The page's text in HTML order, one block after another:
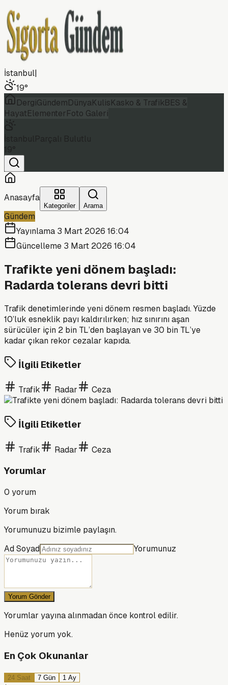
İstanbul|
19°
DergiGündemDünyaKulisKasko & TrafikBES &
HayatElementerFoto Galeri
Anasayfa
Kategoriler Arama
Gündem
Yayınlama 3 Mart 2026 16:04
Güncelleme 3 Mart 2026 16:04
Trafikte yeni dönem başladı:
Radarda tolerans devri bitti
Trafik denetimlerinde yeni dönem resmen başladı. Yüzde
10’luk esneklik payı kaldırılırken; hız sınırını aşan
sürücüler için 2 bin TL’den başlayan ve 30 bin TL’ye
kadar çıkan rekor cezalar kapıda.
İlgili Etiketler
Trafik Radar Ceza
İlgili Etiketler
Trafik Radar Ceza
Yorumlar
0 yorum
Yorum bırak
Yorumunuzu bizimle paylaşın.
Ad Soyad
Yorumunuz
Yorum Gönder
Yorumlar yayına alınmadan önce kontrol edilir.
Henüz yorum yok.
En Çok Okunanlar
24 Saat 7 Gün 1 Ay